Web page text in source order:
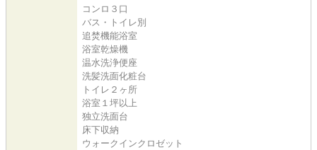
コンロ３口
バス・トイレ別
追焚機能浴室
浴室乾燥機
温水洗浄便座
洗髪洗面化粧台
トイレ２ヶ所
浴室１坪以上
独立洗面台
床下収納
ウォークインクロゼット